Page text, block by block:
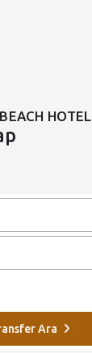
HOTEL
Ara